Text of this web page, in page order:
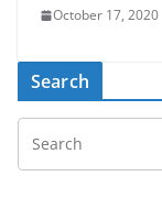
October 17, 2020
Search